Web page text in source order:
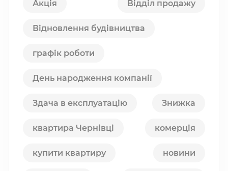
Акція Відділ продажу
Відновлення будівництва
графік роботи
День народження компанії
Здача в експлуатацію Знижка
квартира Чернівці комерція
купити квартиру новини